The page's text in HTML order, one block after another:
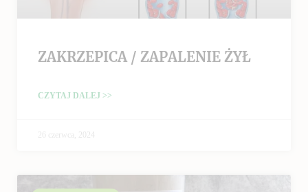
ZAKRZEPICA / ZAPALENIE ŻYŁ
CZYTAJ DALEJ >>
26 czerwca, 2024